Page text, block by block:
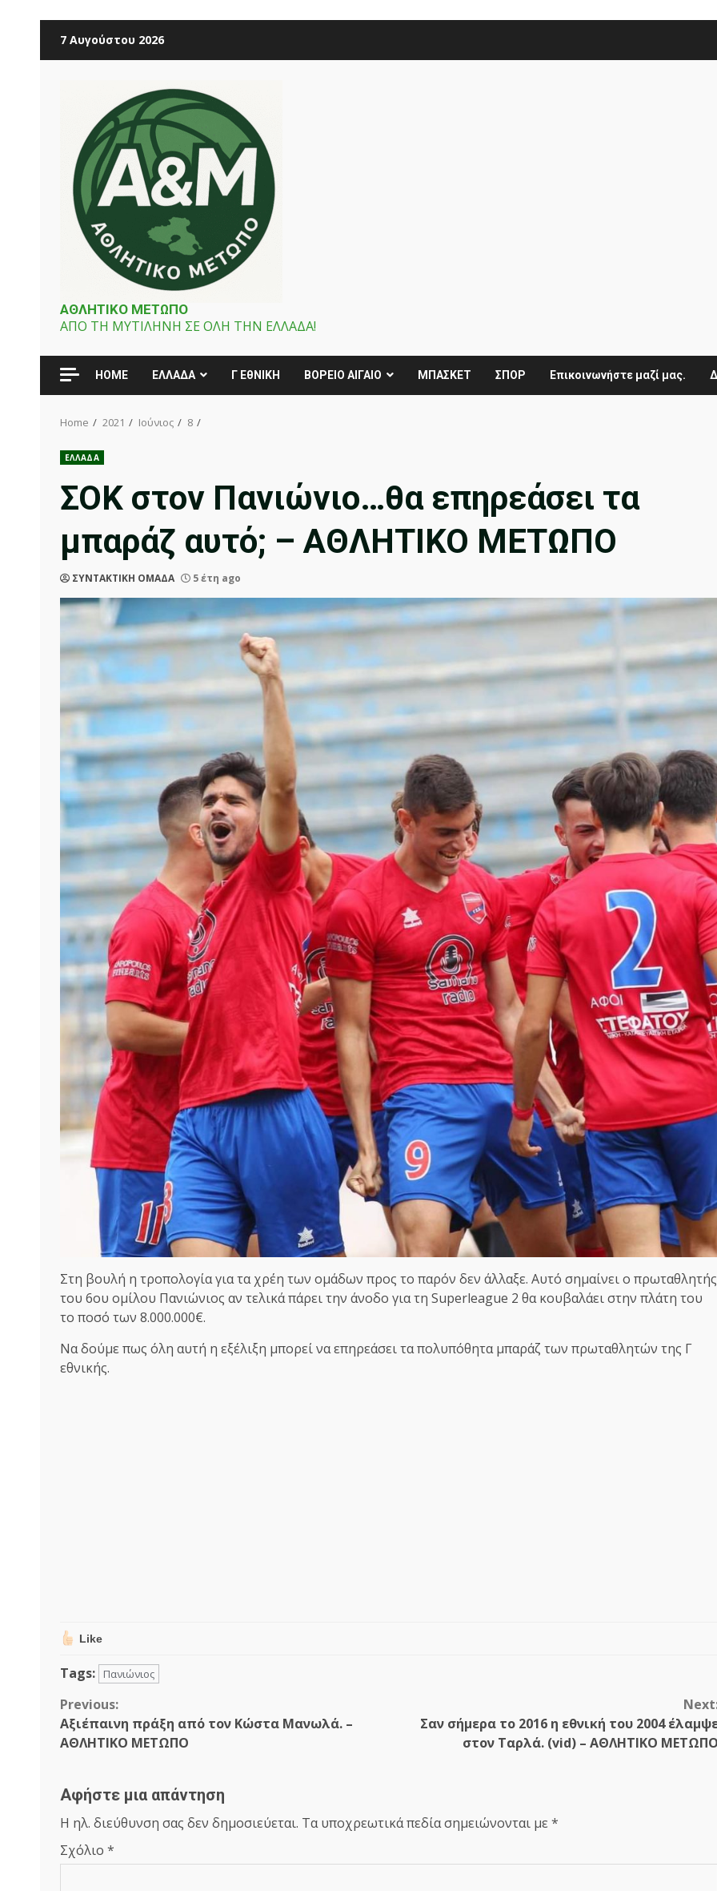
7 Αυγούστου 2026
ΑΘΛΗΤΙΚΟ ΜΕΤΩΠΟ
ΑΠΟ ΤΗ ΜΥΤΙΛΗΝΗ ΣΕ ΟΛΗ ΤΗΝ ΕΛΛΑΔΑ!
HOME ΕΛΛΑΔΑ Γ ΕθΝΙΚΗ ΒΟΡΕΙΟ ΑΙΓΑΙΟ ΜΠΑΣΚΕΤ ΣΠΟΡ Επικοινωνήστε μαζί μας.
Home 2021 Ιούνιος 8
ΕΛΛΑΔΑ
ΣΟΚ στον Πανιώνιο…θα επηρεάσει τα
μπαράζ αυτό; – ΑΘΛΗΤΙΚΟ ΜΕΤΩΠΟ
ΣΥΝΤΑΚΤΙΚΗ ΟΜΑΔΑ 5 έτη ago
Στη βουλή η τροπολογία για τα χρέη των ομάδων προς το παρόν δεν άλλαξε. Αυτό σημαίνει ο πρωταθλητής
του 6ου ομίλου Πανιώνιος αν τελικά πάρει την άνοδο για τη Superleague 2 θα κουβαλάει στην πλάτη του
το ποσό των 8.000.000€.
Να δούμε πως όλη αυτή η εξέλιξη μπορεί να επηρεάσει τα πολυπόθητα μπαράζ των πρωταθλητών της Γ
εθνικής.
Like
Tags: Πανιώνιος
Continue
Reading
Previous:
Αξιέπαινη πράξη από τον Κώστα Μανωλά. –
ΑΘΛΗΤΙΚΟ ΜΕΤΩΠΟ
Σαν σήμερα το 2016 η εθνική του 2004
στον Ταρλά. (vid) – ΑΘΛΗΤΙΚΟ ΜΕΤΩΠΟ
Αφήστε μια απάντηση
Η ηλ. διεύθυνση σας δεν δημοσιεύεται. Τα υποχρεωτικά πεδία σημειώνονται με *
Σχόλιο *